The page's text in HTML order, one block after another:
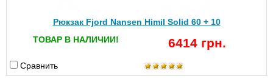
Рюкзак Fjord Nansen Himil Solid 60 + 10
ТОВАР В НАЛИЧИИ!
6414 грн.
Сравнить